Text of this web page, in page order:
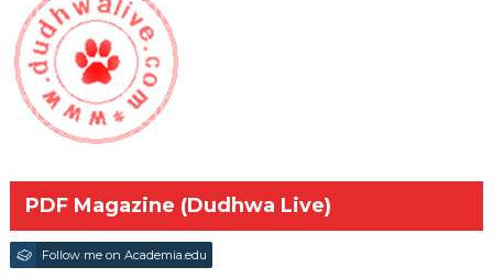
PDF Magazine (Dudhwa Live)
Follow me on Academia.edu